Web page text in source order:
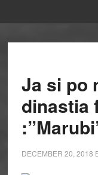
Ja si po
dinastia
DECEMBER 20, 2018